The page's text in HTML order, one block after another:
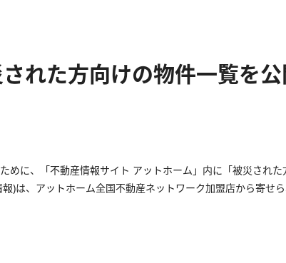
れた方向けの物件一覧を公
に、「不動産情報サイト アットホーム」内に「被災された
)は、アットホーム全国不動産ネットワーク加盟店から寄せら